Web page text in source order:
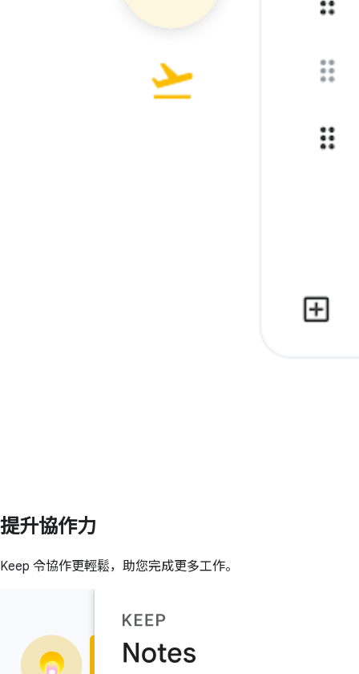
提升協作力
Keep 令協作更輕鬆，助您完成更多工作。